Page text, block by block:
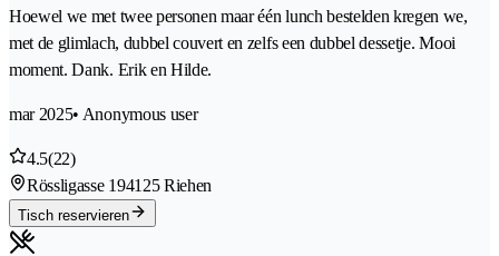
Hoewel we met twee personen maar één lunch bestelden kregen we,
met de glimlach, dubbel couvert en zelfs een dubbel dessetje. Mooi
moment. Dank. Erik en Hilde.
mar 2025• Anonymous user
4.5(22)
Rössligasse 194125 Riehen
Tisch reservieren